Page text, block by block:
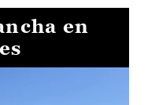
en